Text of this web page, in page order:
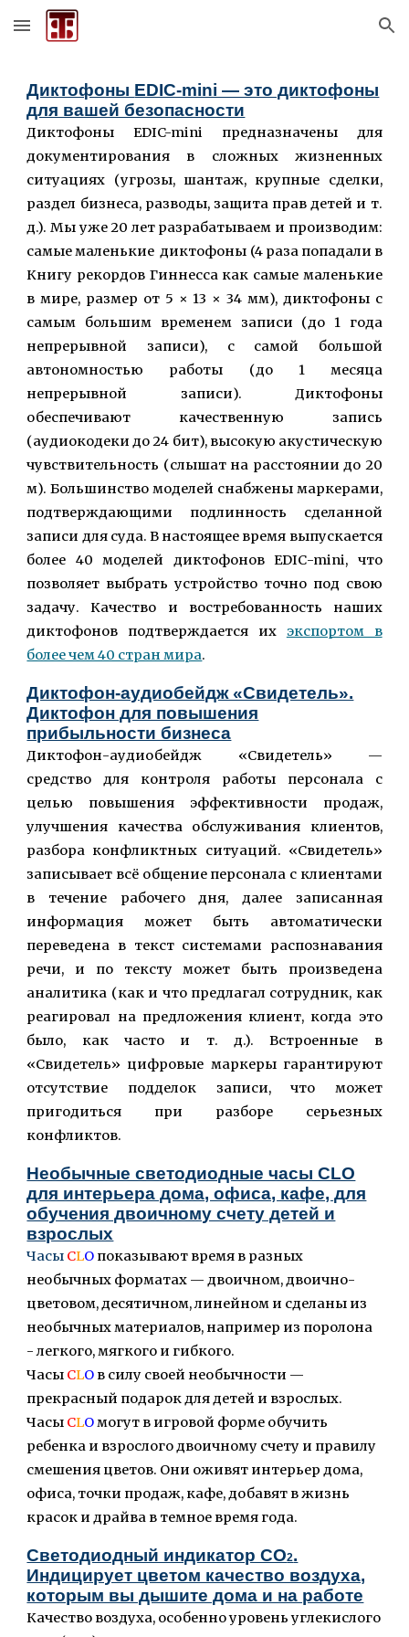
Skip to main content Skip to navigation
Диктофоны EDIC-mini — это диктофоны
для вашей безопасности
Диктофоны EDIC-mini предназначены для
документирования в сложных жизненных
ситуациях (угрозы, шантаж, крупные сделки,
раздел бизнеса, разводы, защита прав детей и т.
д.). Мы уже 20 лет разрабатываем и производим:
самые маленькие диктофоны (4 раза попадали в
Книгу рекордов Гиннесса как самые маленькие
в мире, размер от 5 × 13 × 34 мм), диктофоны с
самым большим временем записи (до 1 года
непрерывной записи), с самой большой
автономностью работы (до 1 месяца
непрерывной записи). Диктофоны
обеспечивают качественную запись
(аудиокодеки до 24 бит), высокую акустическую
чувствительность (слышат на расстоянии до 20
м). Большинство моделей снабжены маркерами,
подтверждающими подлинность сделанной
записи для суда. В настоящее время выпускается
более 40 моделей диктофонов EDIC-mini, что
позволяет выбрать устройство точно под свою
задачу.Качество и востребованность наших
диктофонов подтверждается их экспортом в
более чем 40 стран мира.
Диктофон-аудиобейдж «Свидетель».
Диктофон для повышения
прибыльности бизнеса
Диктофон-аудиобейдж «Свидетель» —
средстводля контроля работы персонала с
целью повышения эффективности продаж,
улучшения качества обслуживания клиентов,
разбора конфликтных ситуаций. «Свидетель»
записывает всё общение персонала с клиентами
в течение рабочего дня, далее записанная
информация может быть автоматически
переведена в текст системами распознавания
речи, и по тексту может быть произведена
аналитика (как и что предлагал сотрудник, как
реагировал на предложения клиент, когда это
было, как часто и т. д.). Встроенные в
«Свидетель» цифровые маркеры гарантируют
отсутствие подделок записи, что может
пригодиться при разборе серьезных
конфликтов.
Необычные светодиодные часы CLO
для интерьера дома, офиса, кафе, для
обучения двоичному счету детей и
взрослых
Часы CLO показывают время в разных
необычных форматах —двоичном, двоично-
цветовом, десятичном, линейном и сделаны из
необычных материалов, например из поролона
- легкого, мягкого и гибкого.
Часы CLO в силу своей необычности —
прекрасный подарок для детей и взрослых.
Часы CLOмогут в игровой форме обучить
ребенка и взрослого двоичному счету и правилу
смешения цветов. Они оживят интерьер дома,
офиса, точки продаж, кафе, добавят в жизнь
красок и драйва в темное время года.
Светодиодный индикатор CO2.
Индицирует цветом качество воздуха,
которым вы дышите дома и на работе
Качество воздуха, особенно уровень углекислого